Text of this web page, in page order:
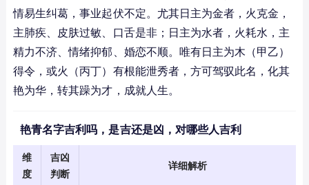
情易生纠葛，事业起伏不定。尤其日主为金者，火克金，
主肺疾、皮肤过敏、口舌是非；日主为水者，火耗水，主
精力不济、情绪抑郁、婚恋不顺。唯有日主为木（甲乙）
得令，或火（丙丁）有根能泄秀者，方可驾驭此名，化其
艳为华，转其躁为才，成就人生。
艳青名字吉利吗，是吉还是凶，对哪些人吉利
维
度
吉凶
判断
详细解析